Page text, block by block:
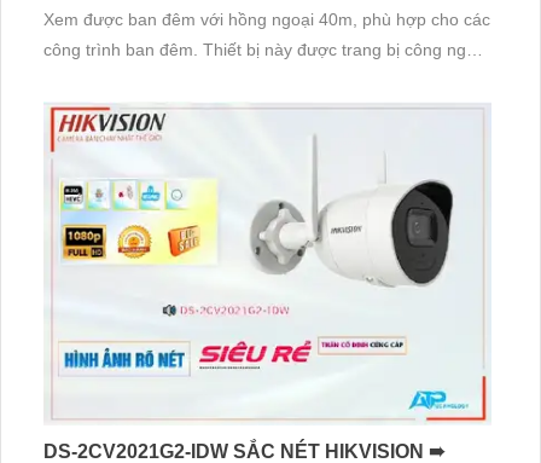
Xem được ban đêm với hồng ngoại 40m, phù hợp cho các
công trình ban đêm. Thiết bị này được trang bị công nghệ
IR, mang lại hình ảnh sắc nét
DS-2CV2021G2-IDW SẮC NÉT HIKVISION ➠